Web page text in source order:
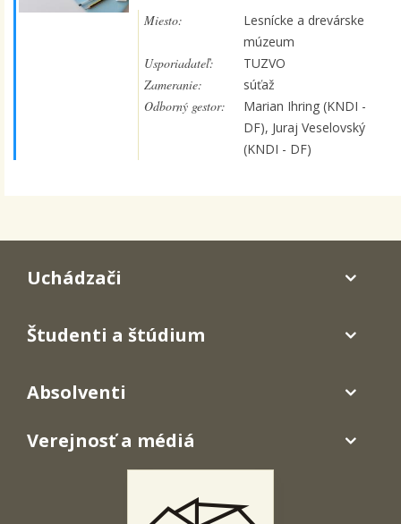
Miesto:
Lesnícke a drevárske
múzeum
Usporiadateľ:
TUZVO
Zameranie:
súťaž
Odborný gestor:
Marian Ihring (KNDI -
DF), Juraj Veselovský
(KNDI - DF)
Uchádzači
Študenti a štúdium
Absolventi
Verejnosť a médiá